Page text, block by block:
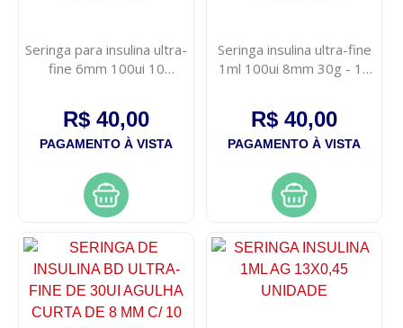
Seringa para insulina ultra-
fine 6mm 100ui 10
R$ 40,00
PAGAMENTO À VISTA
Seringa insulina ultra-fine
1ml 100ui 8mm 30g - 10
R$ 40,00
PAGAMENTO À VISTA